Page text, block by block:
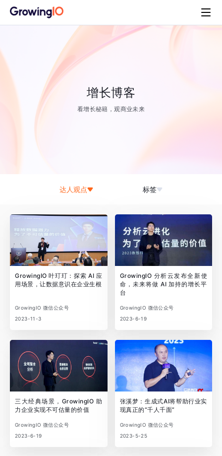
增长博客
看增长秘籍，观商业未来
达人观点 标签
GrowingIO 叶玎玎：探索 AI 应
用场景，让数据意识在企业生根
GrowingIO 微信公众号
2023-11-3
GrowingIO 分析云发布全新使
命，未来将做 AI 加持的增长平
台
GrowingIO 微信公众号
2023-6-19
三大经典场景，GrowingIO 助
力企业实现不可估量的价值
GrowingIO 微信公众号
2023-6-19
张溪梦：生成式AI将帮助行业实
现真正的“千人千面”
GrowingIO 微信公众号
2023-5-25